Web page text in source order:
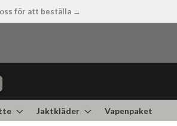
för att beställa →
Jaktkläder Vapenpaket